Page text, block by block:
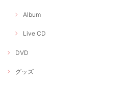
Album
Live CD
DVD
グッズ